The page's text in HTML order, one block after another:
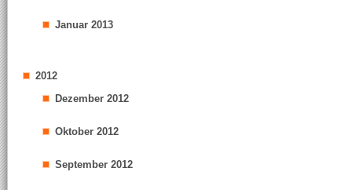
Januar 2013
2012
Dezember 2012
Oktober 2012
September 2012